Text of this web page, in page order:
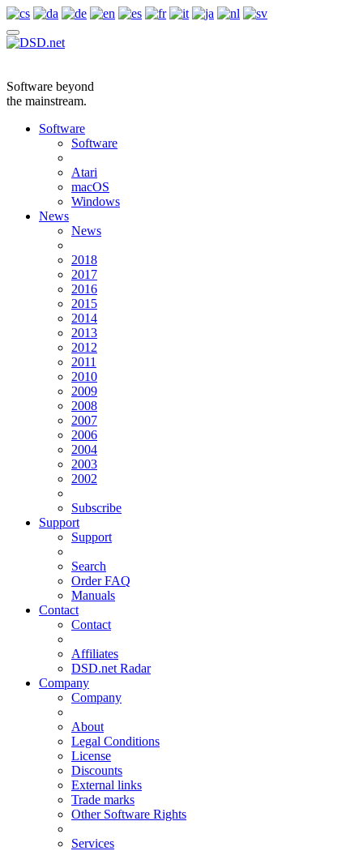
Software beyond
the mainstream.
Software
Software
Atari
macOS
Windows
News
News
2018
2017
2016
2015
2014
2013
2012
2011
2010
2009
2008
2007
2006
2004
2003
2002
Subscribe
Support
Support
Search
Order FAQ
Manuals
Contact
Contact
Affiliates
DSD.net Radar
Company
Company
About
Legal Conditions
License
Discounts
External links
Trade marks
Other Software Rights
Services